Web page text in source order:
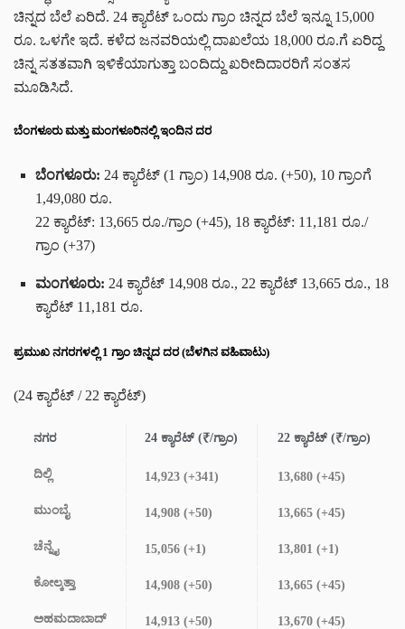
ಚಿನ್ನದ ಬೆಲೆ ಏರಿದೆ. 24 ಕ್ಯಾರೆಟ್ ಒಂದು ಗ್ರಾಂ ಚಿನ್ನದ ಬೆಲೆ ಇನ್ನೂ 15,000
ರೂ. ಒಳಗೇ ಇದೆ. ಕಳೆದ ಜನವರಿಯಲ್ಲಿ ದಾಖಲೆಯ 18,000 ರೂ.ಗೆ ಏರಿದ್ದ
ಚಿನ್ನ ಸತತವಾಗಿ ಇಳಿಕೆಯಾಗುತ್ತಾ ಬಂದಿದ್ದು ಖರೀದಿದಾರರಿಗೆ ಸಂತಸ
ಮೂಡಿಸಿದೆ.
ಬೆಂಗಳೂರು ಮತ್ತು ಮಂಗಳೂರಿನಲ್ಲಿ ಇಂದಿನ ದರ
ಬೆಂಗಳೂರು: 24 ಕ್ಯಾರೆಟ್ (1 ಗ್ರಾಂ) 14,908 ರೂ. (+50), 10 ಗ್ರಾಂಗೆ
1,49,080 ರೂ.
22 ಕ್ಯಾರೆಟ್: 13,665 ರೂ./ಗ್ರಾಂ (+45), 18 ಕ್ಯಾರೆಟ್: 11,181 ರೂ./
ಗ್ರಾಂ (+37)
ಮಂಗಳೂರು: 24 ಕ್ಯಾರೆಟ್ 14,908 ರೂ., 22 ಕ್ಯಾರೆಟ್ 13,665 ರೂ., 18
ಕ್ಯಾರೆಟ್ 11,181 ರೂ.
ಪ್ರಮುಖ ನಗರಗಳಲ್ಲಿ 1 ಗ್ರಾಂ ಚಿನ್ನದ ದರ (ಬೆಳಗಿನ ವಹಿವಾಟು)
(24 ಕ್ಯಾರೆಟ್ / 22 ಕ್ಯಾರೆಟ್)
ನಗರ 24 ಕ್ಯಾರೆಟ್ (₹/ಗ್ರಾಂ) 22 ಕ್ಯಾರೆಟ್ (₹/ಗ್ರಾಂ)
ದಿಲ್ಲಿ 14,923 (+341) 13,680 (+45)
ಮುಂಬೈ 14,908 (+50) 13,665 (+45)
ಚೆನ್ನೈ 15,056 (+1) 13,801 (+1)
ಕೋಲ್ಕತ್ತಾ 14,908 (+50) 13,665 (+45)
ಅಹಮದಾಬಾದ್ 14,913 (+50) 13,670 (+45)